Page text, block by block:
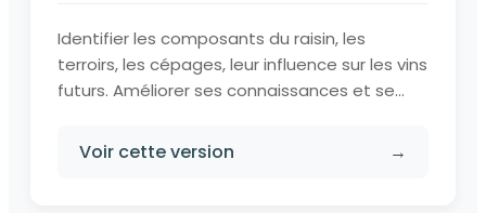
Identifier les composants du raisin, les
terroirs, les cépages, leur influence sur les vins
futurs. Améliorer ses connaissances et se...
Voir cette version →